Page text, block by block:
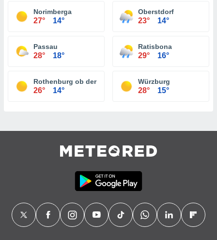
Norimberga
27° 14°
Oberstdorf
23° 14°
Passau
28° 18°
Ratisbona
29° 16°
Rothenburg ob der Tauber
26° 14°
Würzburg
28° 15°